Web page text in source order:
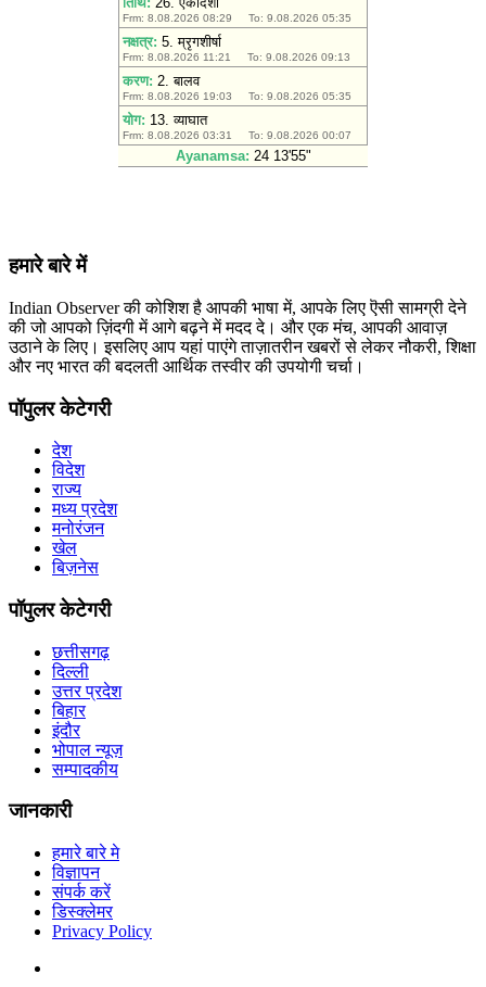
हमारे बारे में
Indian Observer की कोशिश है आपकी भाषा में, आपके लिए ऎसी सामग्री देने
की जो आपको ज़िंदगी में आगे बढ़ने में मदद दे। और एक मंच, आपकी आवाज़
उठाने के लिए। इसलिए आप यहां पाएंगे ताज़ातरीन खबरों से लेकर नौकरी, शिक्षा
और नए भारत की बदलती आर्थिक तस्वीर की उपयोगी चर्चा।
पॉपुलर केटेगरी
देश
विदेश
राज्य
मध्य प्रदेश
मनोरंजन
खेल
बिज़नेस
पॉपुलर केटेगरी
छत्तीसगढ़
दिल्ली
उत्तर प्रदेश
बिहार
इंदौर
भोपाल न्यूज़
सम्पादकीय
जानकारी
हमारे बारे मे
विज्ञापन
संपर्क करें
डिस्क्लेमर
Privacy Policy